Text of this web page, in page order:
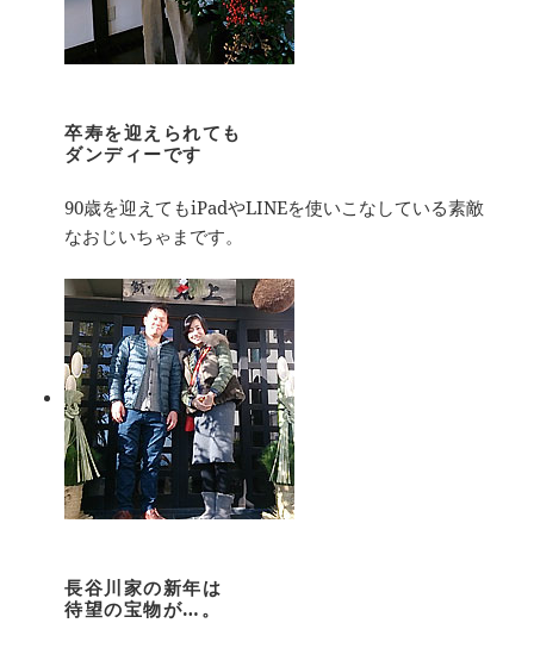
卒寿を迎えられても
ダンディーです
90歳を迎えてもiPadやLINEを使いこなしている素敵
なおじいちゃまです。
長谷川家の新年は
待望の宝物が…。